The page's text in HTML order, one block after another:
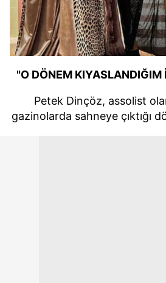
"O DÖNEM KIYASLANDIĞIM
Petek Dinçöz, assolist
gazinolarda sahneye çıktığı